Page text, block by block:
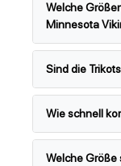
Welche
Minnesota
Sind die
Wie schnell
Welche Größe